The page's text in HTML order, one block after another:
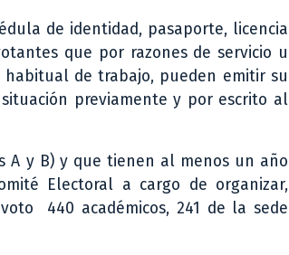
de identidad, pasaporte, licencia
que por razones de servicio u
de trabajo, pueden emitir su
previamente y por escrito al
A y B) y que tienen al menos un año
Electoral a cargo de organizar,
440 académicos, 241 de la sede